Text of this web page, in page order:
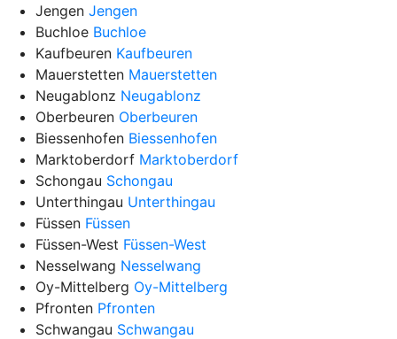
Jengen Jengen
Buchloe Buchloe
Kaufbeuren Kaufbeuren
Mauerstetten Mauerstetten
Neugablonz Neugablonz
Oberbeuren Oberbeuren
Biessenhofen Biessenhofen
Marktoberdorf Marktoberdorf
Schongau Schongau
Unterthingau Unterthingau
Füssen Füssen
Füssen-West Füssen-West
Nesselwang Nesselwang
Oy-Mittelberg Oy-Mittelberg
Pfronten Pfronten
Schwangau Schwangau